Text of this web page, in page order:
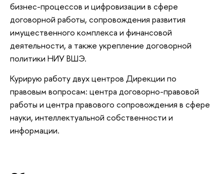
бизнес-процессов и цифровизации в сфере
договорной работы, сопровождения развития
имущественного комплекса и финансовой
деятельности, а также укрепление договорной
политики НИУ ВШЭ.
Курирую работу двух центров Дирекции по
правовым вопросам: центра договорно-правовой
работы и центра правового сопровождения в сфере
науки, интеллектуальной собственности и
информации.